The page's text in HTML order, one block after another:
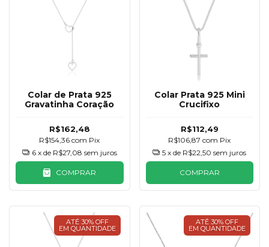
Colar de Prata 925
Gravatinha Coração
R$162,48
R$154,36com Pix
6 x de R$27,08 sem juros
COMPRAR
Colar Prata 925 Mini
Crucifixo
R$112,49
R$106,87com Pix
5 x de R$22,50 sem juros
COMPRAR
ATÉ 30% OFF
EM QUANTIDADE
ATÉ 30% OFF
EM QUANTIDADE